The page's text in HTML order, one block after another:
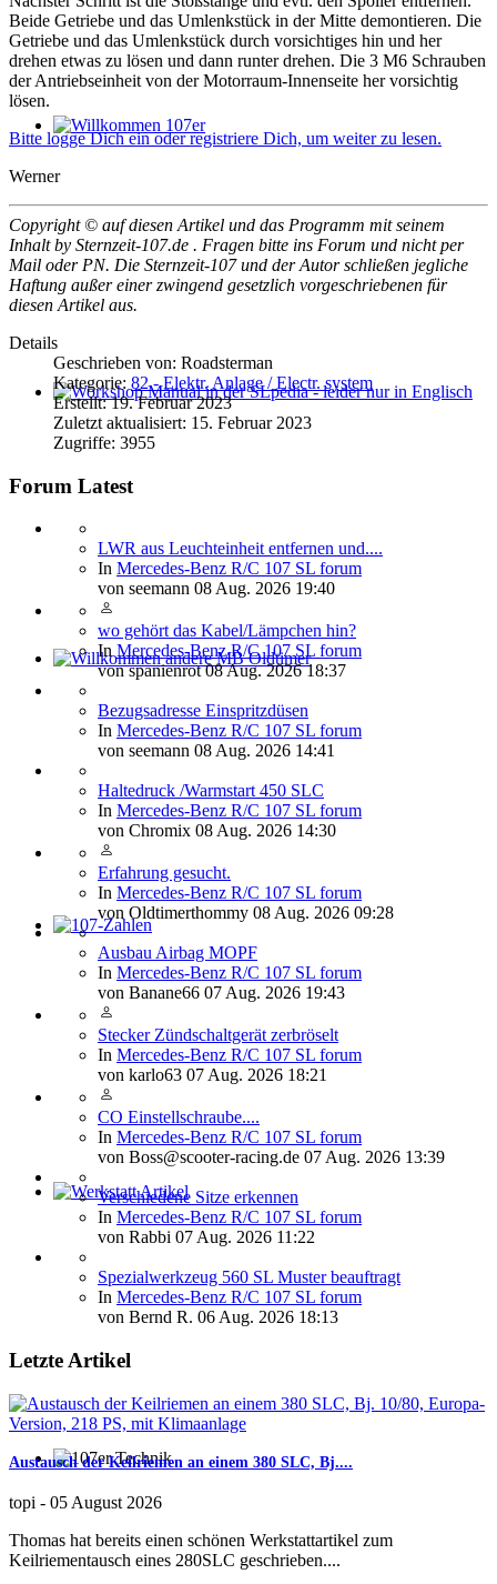
Willkommen 107er
Workshop Manual in der SLpedia - leider nur in Englisch
Willkommen andere MB Oldtimer
107-Zahlen
Werkstatt Artikel
Beide Getriebe und das Umlenkstück in der Mitte demontieren. Die
Getriebe und das Umlenkstück durch vorsichtiges hin und her
drehen etwas zu lösen und dann runter drehen. Die 3 M6 Schrauben
der Antriebseinheit von der Motorraum-Innenseite her vorsichtig
lösen.
Bitte logge Dich ein oder registriere Dich, um weiter zu lesen.
Werner
Copyright © auf diesen Artikel und das Programm mit seinem
Inhalt by Sternzeit-107.de . Fragen bitte ins Forum und nicht per
Mail oder PN. Die Sternzeit-107 und der Autor schließen jegliche
Haftung außer einer zwingend gesetzlich vorgeschriebenen für
diesen Artikel aus.
Details
Geschrieben von: Roadsterman
Kategorie: 82 - Elektr. Anlage / Electr. system
Erstellt: 19. Februar 2023
Zuletzt aktualisiert: 15. Februar 2023
Zugriffe: 3955
Forum Latest
LWR aus Leuchteinheit entfernen und....
In Mercedes-Benz R/C 107 SL forum
von seemann 08 Aug. 2026 19:40
wo gehört das Kabel/Lämpchen hin?
In Mercedes-Benz R/C 107 SL forum
vonspanienrot 08 Aug. 2026 18:37
Bezugsadresse Einspritzdüsen
In Mercedes-Benz R/C 107 SL forum
von seemann 08 Aug. 2026 14:41
Haltedruck /Warmstart 450 SLC
In Mercedes-Benz R/C 107 SL forum
von Chromix 08 Aug. 2026 14:30
Erfahrung gesucht.
In Mercedes-Benz R/C 107 SL forum
von Oldtimerthommy 08 Aug. 2026 09:28
Ausbau Airbag MOPF
In Mercedes-Benz R/C 107 SL forum
von Banane66 07 Aug. 2026 19:43
Stecker Zündschaltgerät zerbröselt
In Mercedes-Benz R/C 107 SL forum
von karlo63 07 Aug. 2026 18:21
CO Einstellschraube....
In Mercedes-Benz R/C 107 SL forum
von Boss@scooter-racing.de 07 Aug. 2026 13:39
Verschiedene Sitze erkennen
In Mercedes-Benz R/C 107 SL forum
von Rabbi 07 Aug. 2026 11:22
Spezialwerkzeug 560 SL Muster beauftragt
In Mercedes-Benz R/C 107 SL forum
von Bernd R. 06 Aug. 2026 18:13
Letzte Artikel
Austausch der Keilriemen an einem 380 SLC, Bj....
topi - 05 August 2026
Thomas hat bereits einen schönen Werkstattartikel zum
Keilriementausch eines 280SLC geschrieben....